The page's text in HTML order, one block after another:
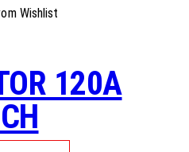
Wishlist
120A